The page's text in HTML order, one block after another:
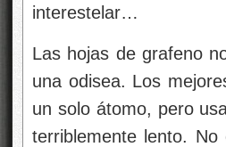
interestelar…
Las hojas de grafeno
una odisea. Los
un solo átomo, pero
terriblemente lento.